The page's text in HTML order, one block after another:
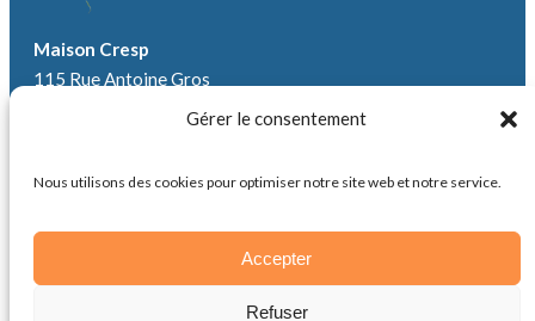
Gérer le consentement
Nous utilisons des cookies pour optimiser notre site web et notre service.
Accepter
Refuser
Maison Cresp
115 Rue Antoine Gros
☎06 27 54 34 85
Espace adhérent